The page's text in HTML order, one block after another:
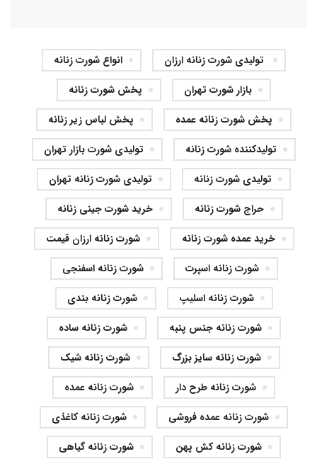
‏ تولیدی شورت زنانه ارزان
انواع شورت زنانه
بازار شورت تهران
پخش شورت زنانه
پخش شورت زنانه عمده
‏پخش لباس زیر زنانه
تولیدکننده شورت زنانه
تولیدی شورت بازار تهران
تولیدی شورت زنانه
تولیدی شورت زنانه تهران
حراج شورت زنانه
خرید شورت جینی زنانه
خرید عمده شورت زنانه
شورت زنانه ارزان قیمت
شورت زنانه اسپرت
شورت زنانه اسفنجی
شورت زنانه اسلیپ
شورت زنانه بندی
شورت زنانه جنس پنبه
شورت زنانه ساده
شورت زنانه سایز بزرگ
شورت زنانه شیک
شورت زنانه طرح دار
شورت زنانه عمده
شورت زنانه عمده فروشی
شورت زنانه کاغذی
شورت زنانه کش پهن
شورت زنانه گیاهی